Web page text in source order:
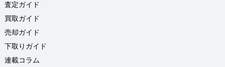
査定ガイド
買取ガイド
売却ガイド
下取りガイド
連載コラム